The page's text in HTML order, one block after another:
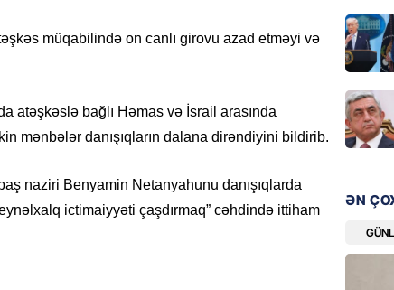
müqabilində on canlı girovu azad etməyi və
atəşkəslə bağlı Həmas və İsrail arasında
mənbələr danışıqların dalana dirəndiyini bildirib.
naziri Benyamin Netanyahunu danışıqlarda
ictimaiyyəti çaşdırmaq” cəhdində ittiham
DÜNYA
Hakan
əl-
GÜNDƏM
GÜNDƏM
YAP
ƏN